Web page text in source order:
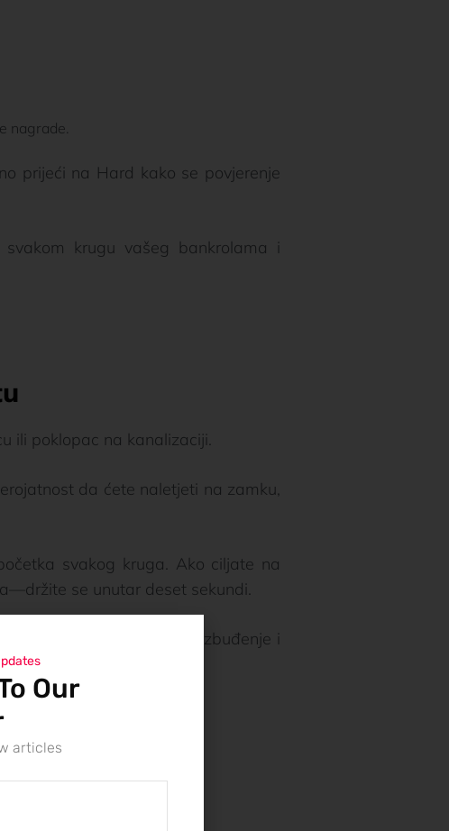
nagrade.
prijeći na Hard kako se povjerenje
krugu vašeg bankrolama i
ili poklopac na kanalizaciji.
da ćete naletjeti na zamku,
svakog kruga. Ako ciljate na
se unutar deset sekundi.
dodatni korak donosi i uzbuđenje i
Our
articles